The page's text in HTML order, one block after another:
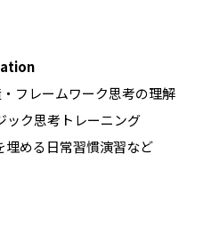
フレームワーク思考の理解
ク思考トレーニング
める日常習慣演習など